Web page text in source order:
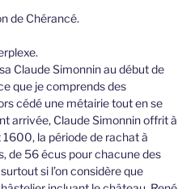
de Chérancé.
Claude Simonnin au début de
que je comprends des
cédé une métairie tout en se
arrivée, Claude Simonnin offrit à
la période de rachat à
de 56 écus pour chacune des
si l’on considère que